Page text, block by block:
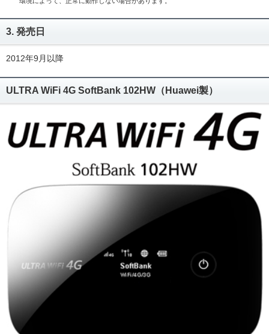
3. 発売日
2012年9月以降
ULTRA WiFi 4G SoftBank 102HW（Huawei製）